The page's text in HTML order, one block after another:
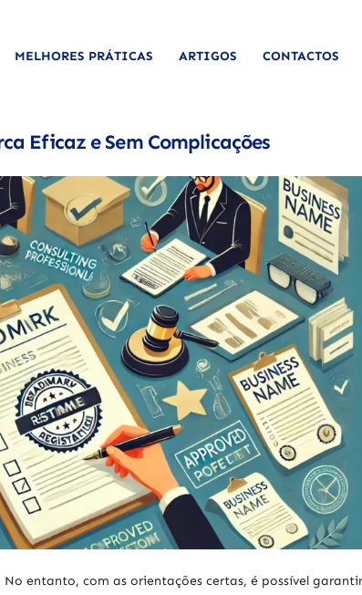
MELHORES PRÁTICAS ARTIGOS CONTACTOS
Eficaz e Sem Complicações
entanto, com as orientações certas, é possível garantir